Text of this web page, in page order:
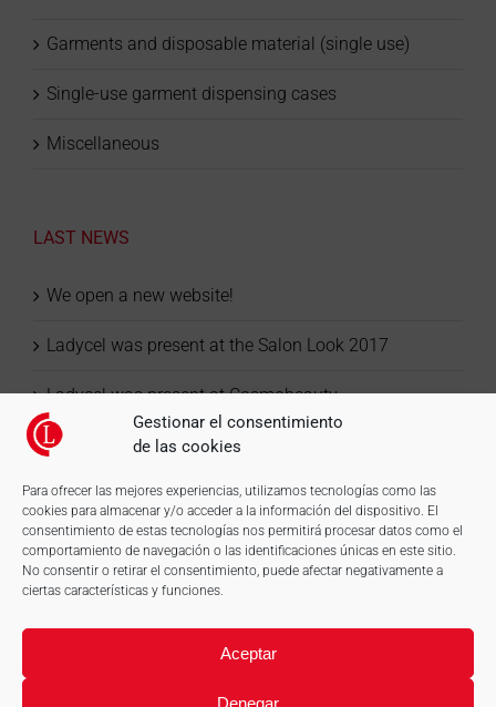
Gestionar el consentimiento
de las cookies
Para ofrecer las mejores experiencias, utilizamos tecnologías como las
cookies para almacenar y/o acceder a la información del dispositivo. El
consentimiento de estas tecnologías nos permitirá procesar datos como el
comportamiento de navegación o las identificaciones únicas en este sitio.
No consentir o retirar el consentimiento, puede afectar negativamente a
ciertas características y funciones.
Aceptar
Denegar
Garments and disposable material (single use)
Single-use garment dispensing cases
Miscellaneous
LAST NEWS
We open a new website!
Ladycel was present at the Salon Look 2017
Ladycel was present at Cosmobeauty